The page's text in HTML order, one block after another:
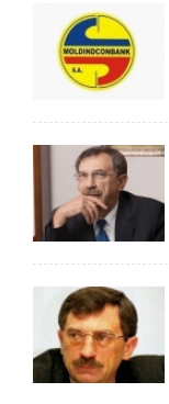
Citatul
zilei
FinComBank
Maib
Moldindconbank
OTP Bank
ProCredit Bank